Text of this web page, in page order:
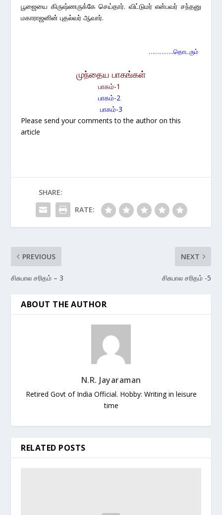
பூஜையை கிருஷ்ணருக்கே செய்தார். விட்டுமர் என்பவர் சந்தனு
மகாராஜனின் புதல்வர் ஆவார்.
…………..தொடரும்
முந்தைய பாகங்கள்
பாகம்-1
பாகம்-2
பாகம்-3
Please send your comments to the author on this
article
SHARE:
RATE:
PREVIOUS
சிசுபால சரிதம் – 3
NEXT
சிசுபால சரிதம் -5
ABOUT THE AUTHOR
N.R. Jayaraman
Retired Govt of India Official. Hobby: Writing in leisure
time
RELATED POSTS